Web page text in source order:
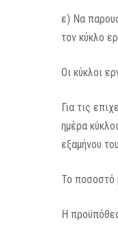
ε) Να
τον κύκλο
Οι κύκλοι
Για τις
ημέρα
εξαμήνου
Το ποσοστό
Η